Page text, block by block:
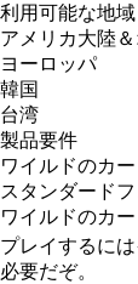
利用可能な地域
アメリカ大陸
ヨーロッパ
韓国
台湾
製品要件
ワイルドのカ
スタンダード
ワイルドのカ
プレイするに
必要だぞ。